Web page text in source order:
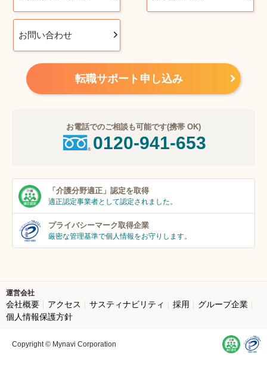
お問い合わせ
転職サポート申し込み
お電話でのご相談も可能です(携帯 OK)
0120-941-653
「介護分野適正」 認定を取得
適正認定事業者として認定されました。
プライバシーマーク取得企業
厳密な管理基準で個人情報をお守りします。
運営会社
会社概要 アクセス サスティナビリティ 採用
グループ企業
個人情報保護方針
Copyright © Mynavi Corporation